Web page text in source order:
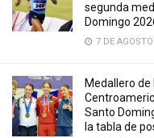
segunda
Domingo
7 DE
Medallero de
Santo
la tabla de